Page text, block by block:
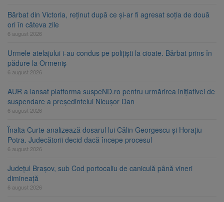
Bărbat din Victoria, reținut după ce și-ar fi agresat soția de două
ori în câteva zile
6 august 2026
Urmele atelajului i-au condus pe polițiști la cioate. Bărbat prins în
pădure la Ormeniș
6 august 2026
AUR a lansat platforma suspeND.ro pentru urmărirea inițiativei de
suspendare a președintelui Nicușor Dan
6 august 2026
Înalta Curte analizează dosarul lui Călin Georgescu și Horațiu
Potra. Judecătorii decid dacă începe procesul
6 august 2026
Județul Brașov, sub Cod portocaliu de caniculă până vineri
dimineață
6 august 2026